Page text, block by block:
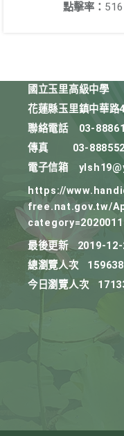
點擊率： 516
國立玉里高級中學
花蓮縣玉里鎮中華路
聯絡電話
03-
傳真
03-
電子信箱
https://
free.nat.gov.tw/
最後更新
2019-
總瀏覽人次
今日瀏覽人次